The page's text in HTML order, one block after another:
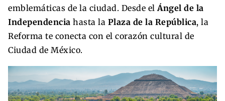
emblemáticas de la ciudad. Desde elÁngel de la
Independencia hasta la Plaza de la República, la
Reforma te conecta con el corazón cultural de
Ciudad de México.